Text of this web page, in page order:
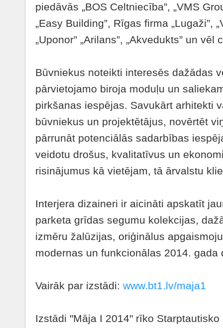
piedāvās „BOS Celtniecība”, „VMS
„Easy Building”, Rīgas firma „Lugaži”,
„Uponor” „Arilans”, „Akvedukts” un vēl
Būvniekus noteikti interesēs dažādas
pārvietojamo biroja moduļu un
pirkšanas iespējas. Savukārt arhitekti
būvniekus un projektētājus, novērtēt
pārrunāt potenciālās sadarbības
veidotu drošus, kvalitatīvus un
risinājumus kā vietējam, tā ārvalstu
Interjera dizaineri ir aicināti apskatīt
parketa grīdas segumu kolekcijas,
izmēru žalūzijas, oriģinālus
modernas un funkcionālas 2014.
Vairāk par izstādi: www.bt1.lv/maja1
Izstādi "Māja I 2014" rīko